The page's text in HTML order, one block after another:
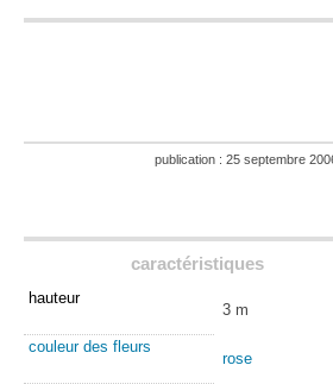
publication : 25 septembre
caractéristiques
hauteur
3 m
couleur des fleurs
rose